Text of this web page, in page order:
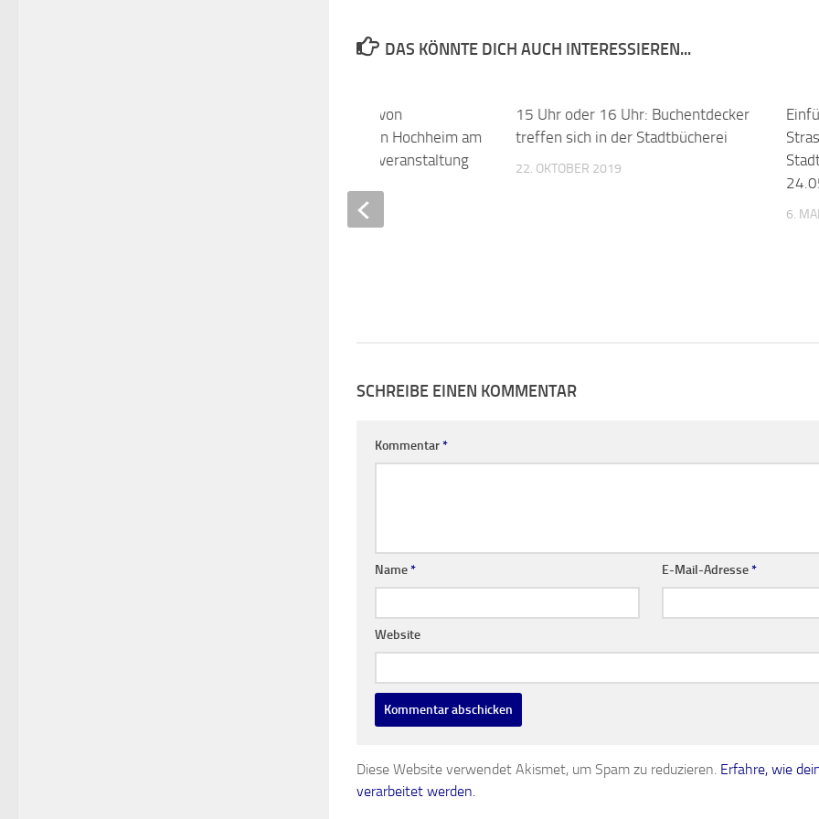
DAS KÖNNTE DICH AUCH INTERESSIEREN...
15 Uhr oder 16 Uhr: Buchentdecker
treffen sich in der Stadtbücherei
22. OKTOBER 2019
6.
Geplante Errichtung von
Lärmschutzwänden in Hochheim am
Main – Informationsveranstaltung
SCHREIBE EINEN KOMMENTAR
Kommentar*
Name* E-Mail-Adresse*
Website
Diese Website verwendet Akismet, um Spam zu reduzieren. Erfahre, wie
verarbeitet werden.